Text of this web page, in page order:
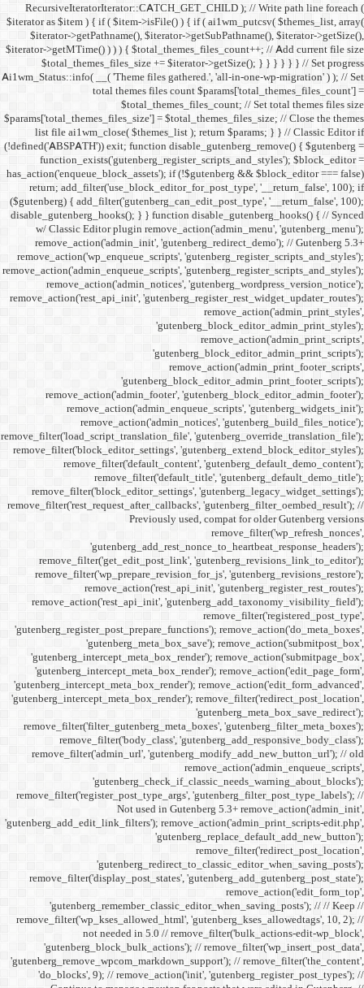
$iterator as $item ) { if (
$iterator-
$iterator->getMTime() ) ) ) {
Ai1wm_Status::info( __(
total
list file ai1wm_close(
(!defined('ABSPATH')) exit;
return;
($gutenberg) {
w/ Classic Editor
Not
not
'do_blocks', 9); //